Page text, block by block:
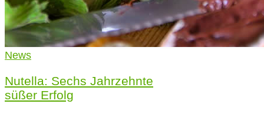
News
Nutella: Sechs Jahrzehnte
süßer Erfolg